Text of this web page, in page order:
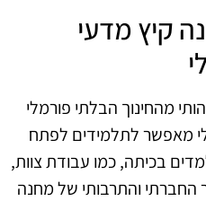
קיץ מדעי
מהחינוך הבלתי פורמלי
מאפשר לתלמידים לפתח
בכיתה, כמו עבודת צוות,
החברתי והתרבותי של מחנה